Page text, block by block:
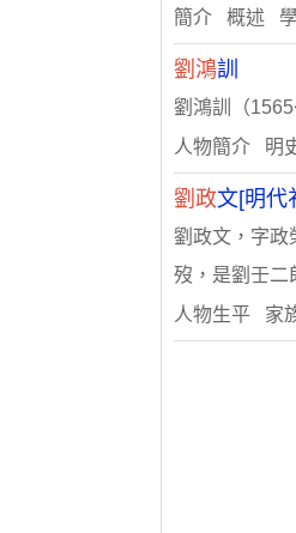
簡介 概述 學
劉鴻訓
劉鴻訓（
人物簡介 明
劉政文[明代
劉政文，字政
歿，是劉壬二
人物生平 家